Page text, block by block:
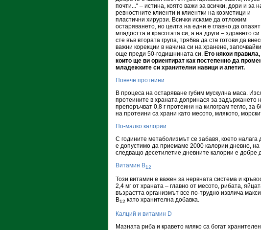
почти...“ – истина, която важи за всички, дори и за
ревностните клиенти и клиентки на козметици и
пластични хирурзи. Всички искаме да отложим
остаряването, но целта на едни е главно да опазят
младостта и красотата си, а на други – здравето
сте във втората група, трябва да сте готови да
важни корекции в начина си на хранене, започвайки
още преди 50-годишнината си. Ето някои правила,
които ще ви ориентират как постепенно да
младежките си хранителни навици и апетит.
Повече протеини
В процеса на остаряване губим мускулна маса.
протеините в храната допринася за задържането
препоръчват 0,8 г протеини на килограм тегло, за
на протеини са храни като месото, млякото,
По-малко калории
С годините метаболизмът се забавя, което
е допустимо да приемаме 2000 калории дневно,
следващо десетилетие дневните калории е добре
Витамин B12
Този витамин е важен за нервната система и
2,4 мг от храната – главно от месото, рибата,
възрастта организмът все по-трудно извлича
В12 като хранителна добавка.
Калций и витамин D
Мазната риба и кравето мляко са богат